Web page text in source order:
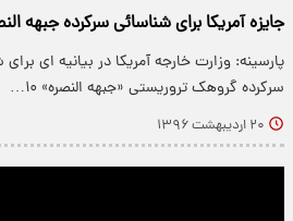
جایزه آمریکا برای شناسائی سرکرده جبهه
پارسینه: وزارت خارجه آمریکا در بیانیه‌ ای
سرکرده گروهک تروریستی «جبهه النصره» ۱۰…
۲۰ اردیبهشت ۱۳۹۶